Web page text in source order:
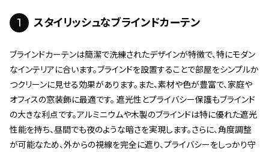
1 スタイリッシュなブラインドカーテン
ブラインドカーテンは簡潔で洗練されたデザインが特徴で、特にモダン
なインテリアに合います。ブラインドを設置することで部屋をシンプルか
つクリーンに見せる効果があります。また、素材や色が豊富で、家庭や
オフィスの窓装飾に最適です。 遮光性とプライバシー保護もブラインド
の大きな利点です。アルミニウムや木製のブラインドは特に優れた遮光
性能を持ち、昼間でも夜のような暗さを実現します。さらに、角度調整
が可能なため、外からの視線を完全に遮り、プライバシーをしっかり守